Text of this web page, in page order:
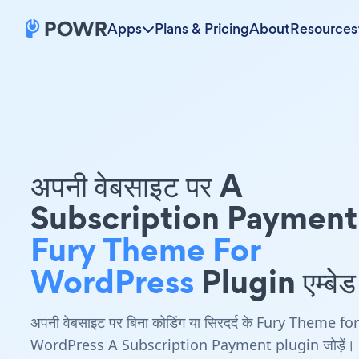
Apps Plans & PricingAboutResources
अपनी वेबसाइट पर A
Subscription Payment
Fury Theme For
WordPress Plugin
अपनी वेबसाइट पर बिना कोडिंग या सिरदर्द के Fury Theme for
WordPress A Subscription Payment plugin जोड़ें।